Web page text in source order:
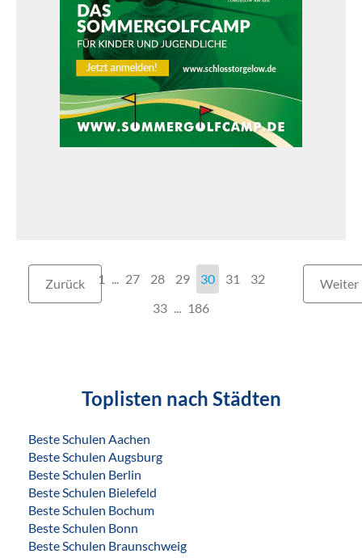
Zurück 1 27 28 29 30 31
32
33
186
Weiter
Toplisten nach Städten
Beste Schulen Aachen
Beste Schulen Augsburg
Beste Schulen Berlin
Beste Schulen Bielefeld
Beste Schulen Bochum
Beste Schulen Bonn
Beste Schulen Braunschweig